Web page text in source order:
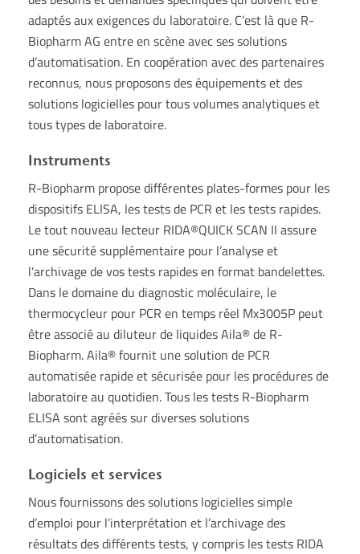
adaptés aux exigences du laboratoire. C’est là que R-
Biopharm AG entre en scène avec ses solutions
d’automatisation. En coopération avec des partenaires
reconnus, nous proposons des équipements et des
solutions logicielles pour tous volumes analytiques et
tous types de laboratoire.
Instruments
R-Biopharm propose différentes plates-formes pour les
dispositifs ELISA, les tests de PCR et les tests rapides.
Le tout nouveau lecteur RIDA®QUICK SCAN II assure
une sécurité supplémentaire pour l’analyse et
l’archivage de vos tests rapides en format bandelettes.
Dans le domaine du diagnostic moléculaire, le
thermocycleur pour PCR en temps réel Mx3005P peut
être associé au diluteur de liquides Aila® de R-
Biopharm. Aila® fournit une solution de PCR
automatisée rapide et sécurisée pour les procédures de
laboratoire au quotidien. Tous les tests R-Biopharm
ELISA sont agréés sur diverses solutions
d’automatisation.
Logiciels et services
Nous fournissons des solutions logicielles simple
d’emploi pour l’interprétation et l’archivage des
résultats des différents tests, y compris les tests RIDA